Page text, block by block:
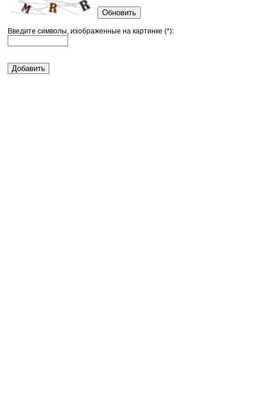
Обновить
Введите символы, изображенные на картинке (*):